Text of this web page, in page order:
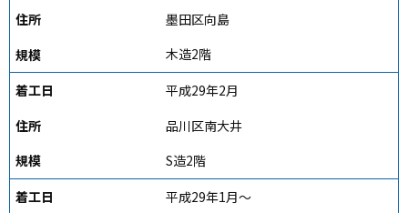
墨田区向島
木造2階
平成29年2月
品川区南大井
S造2階
平成29年1月～